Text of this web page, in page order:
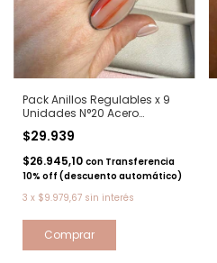
Pack Anillos Regulables x 9
Unidades N°20 Acero
$29.939
$26.945,10 con Transferencia
10% off (descuento automático)
3 x $9.979,67 sin interés